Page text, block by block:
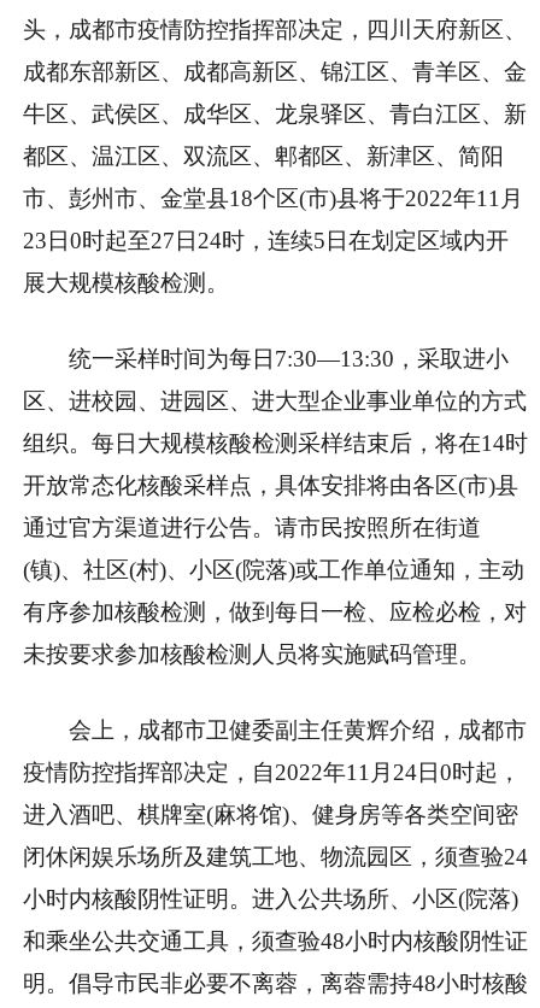
头，成都市疫情防控指挥部决定，四川天府新区、
成都东部新区、成都高新区、锦江区、青羊区、金
牛区、武侯区、成华区、龙泉驿区、青白江区、新
都区、温江区、双流区、郫都区、新津区、简阳
市、彭州市、金堂县18个区(市)县将于2022年11月
23日0时起至27日24时，连续5日在划定区域内开
展大规模核酸检测。
统一采样时间为每日7:30—13:30，采取进小
区、进校园、进园区、进大型企业事业单位的方式
组织。每日大规模核酸检测采样结束后，将在14时
开放常态化核酸采样点，具体安排将由各区(市)县
通过官方渠道进行公告。请市民按照所在街道
(镇)、社区(村)、小区(院落)或工作单位通知，主动
有序参加核酸检测，做到每日一检、应检必检，对
未按要求参加核酸检测人员将实施赋码管理。
会上，成都市卫健委副主任黄辉介绍，成都市
疫情防控指挥部决定，自2022年11月24日0时起，
进入酒吧、棋牌室(麻将馆)、健身房等各类空间密
闭休闲娱乐场所及建筑工地、物流园区，须查验24
小时内核酸阴性证明。进入公共场所、小区(院落)
和乘坐公共交通工具，须查验48小时内核酸阴性证
明。倡导市民非必要不离蓉，离蓉需持48小时核酸